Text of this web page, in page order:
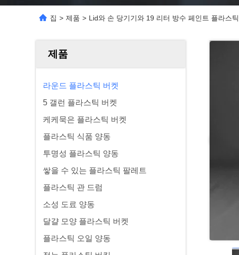
집 > 제품 > Lid와 손 당기기와 19 리터 방수 페인트 플라스
제품
라운드 플라스틱 버켓
5 갤런 플라스틱 버켓
케케묵은 플라스틱 버켓
플라스틱 식품 양동
투명성 플라스틱 양동
쌓을 수 있는 플라스틱 팔레트
플라스틱 관 드럼
소성 도료 양동
달걀 모양 플라스틱 버켓
플라스틱 오일 양동